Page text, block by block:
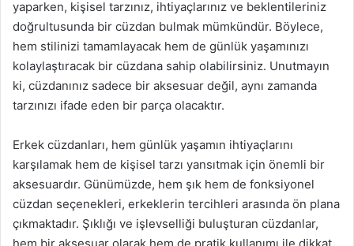
yaparken, kişisel tarzınız, ihtiyaçlarınız ve beklentileriniz
doğrultusunda bir cüzdan bulmak mümkündür. Böylece,
hem stilinizi tamamlayacak hem de günlük yaşamınızı
kolaylaştıracak bir cüzdana sahip olabilirsiniz. Unutmayın
ki, cüzdanınız sadece bir aksesuar değil, aynı zamanda
tarzınızı ifade eden bir parça olacaktır.
Erkek cüzdanları, hem günlük yaşamın ihtiyaçlarını
karşılamak hem de kişisel tarzı yansıtmak için önemli bir
aksesuardır. Günümüzde, hem şık hem de fonksiyonel
cüzdan seçenekleri, erkeklerin tercihleri arasında ön plana
çıkmaktadır. Şıklığı ve işlevselliği buluşturan cüzdanlar,